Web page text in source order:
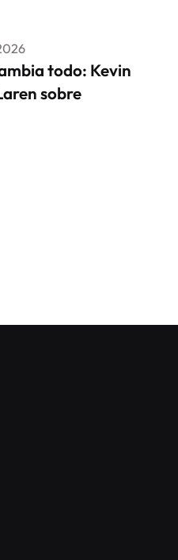
todo: Kevin
sobre